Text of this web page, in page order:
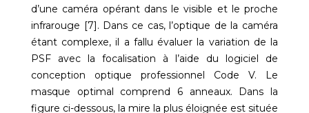
d’une caméra opérant dans le visible et le proche
infrarouge [7]. Dans ce cas, l’optique de la caméra
étant complexe, il a fallu évaluer la variation de la
PSF avec la focalisation à l’aide du logiciel de
conception optique professionnel Code V. Le
masque optimal comprend 6 anneaux. Dans la
figure ci-dessous, la mire la plus éloignée est située